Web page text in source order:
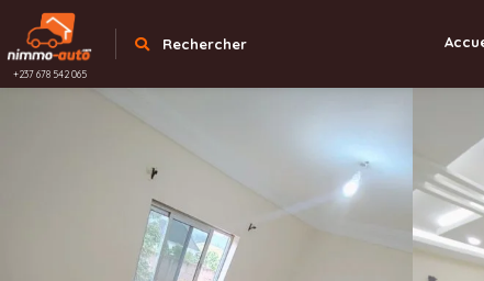
+237 678 542 065
Rechercher